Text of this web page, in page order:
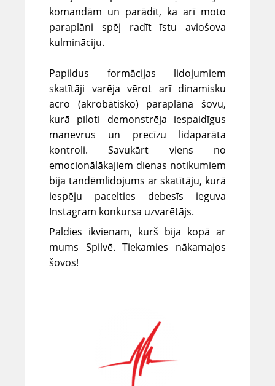
komandām un parādīt, ka arī moto
paraplāni spēj radīt īstu aviošova
kulmināciju.
Papildus formācijas lidojumiem
skatītāji varēja vērot arī dinamisku
acro (akrobātisko) paraplāna šovu,
kurā piloti demonstrēja iespaidīgus
manevrus un precīzu lidaparāta
kontroli. Savukārt viens no
emocionālākajiem dienas notikumiem
bija tandēmlidojums ar skatītāju, kurā
iespēju pacelties debesīs ieguva
Instagram konkursa uzvarētājs.
Paldies ikvienam, kurš bija kopā ar
mums Spilvē. Tiekamies nākamajos
šovos!